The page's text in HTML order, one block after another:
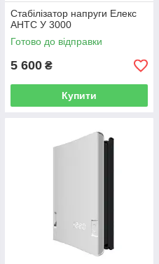
Стабілізатор напруги Елекс
АНТС У 3000
Готово до відправки
5 600 ₴
Купити